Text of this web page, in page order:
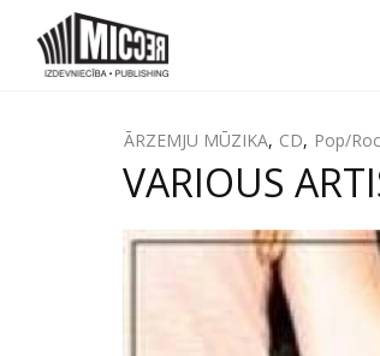
ĀRZEMJU MŪZIKA, CD, Pop/
VARIOUS